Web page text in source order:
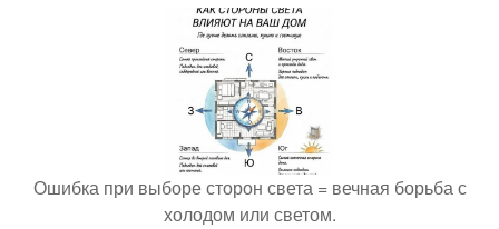
Ошибка при выборе сторон света = вечная борьба с
холодом или светом.